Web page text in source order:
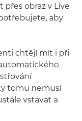
přes obraz v Live
aby
chtějí mít i při
tomu nemusí
vstávat a